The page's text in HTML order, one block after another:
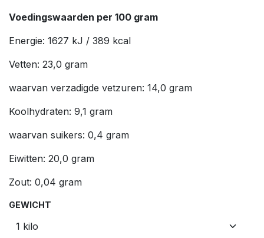
Voedingswaarden per 100 gram
Energie: 1627 kJ / 389 kcal
Vetten: 23,0 gram
waarvan verzadigde vetzuren: 14,0 gram
Koolhydraten: 9,1 gram
waarvan suikers: 0,4 gram
Eiwitten: 20,0 gram
Zout: 0,04 gram
GEWICHT